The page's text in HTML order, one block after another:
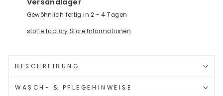
Versandlager
Gewöhnlich fertig in 2 - 4 Tagen
stoffe factory Store Informationen
BESCHREIBUNG
WASCH- & PFLEGEHINWEISE